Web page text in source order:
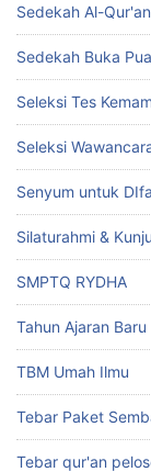
Sedekah Al-Qur'an
Sedekah Buka
Seleksi Tes
Seleksi
Senyum untuk
Silaturahmi &
SMPTQ RYDHA
Tahun Ajaran
TBM Umah Ilmu
Tebar Paket
Tebar qur'an